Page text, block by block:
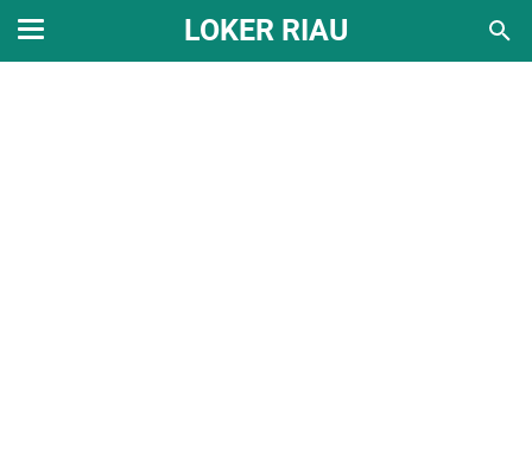
LOKER RIAU